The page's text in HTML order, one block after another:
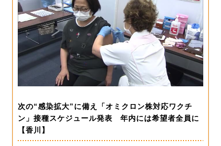
次の“感染拡大”に備え「オミクロン株対応ワクチ
ン」接種スケジュール発表 年内には希望者全員に
【香川】